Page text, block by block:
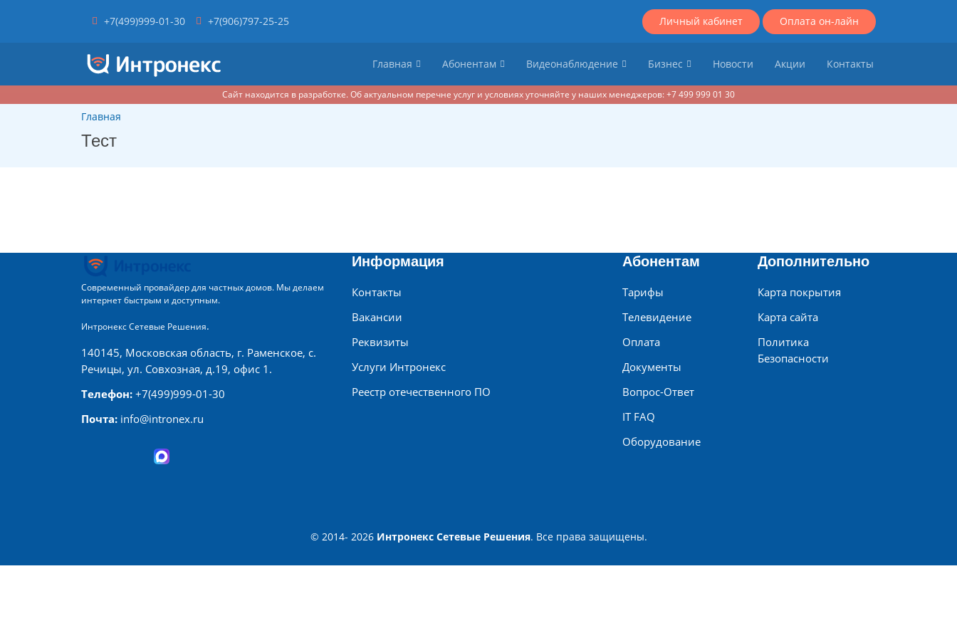
+7(499)999-01-30 +7(906)797-25-25 Личный кабинет Оплата он-лайн
Главная Абонентам Видеонаблюдение Бизнес Новости Акции Контакты
Сайт находится в разработке. Об актуальном перечне услуг и условиях уточняйте у наших менеджеров: +7 499 999 01 30
Главная
Тест
Современный провайдер для частных домов. Мы делаем
интернет быстрым и доступным.
Интронекс Сетевые Решения.
140145, Московская область, г. Раменское, с.
Речицы, ул. Совхозная, д.19, офис 1 .
Телефон: +7(499)999-01-30
Почта: info@intronex.ru
Информация
Контакты
Вакансии
Реквизиты
Услуги Интронекс
Реестр отечественного ПО
Абонентам
Тарифы
Телевидение
Оплата
Документы
Вопрос-Ответ
IT FAQ
Оборудование
Дополнительно
Карта покрытия
Карта сайта
Политика
Безопасности
© 2014- 2026 Интронекс Сетевые Решения. Все права защищены.